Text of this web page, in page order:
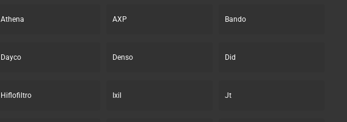
Athena AXP Bando
Dayco Denso Did
Hiflofiltro Ixil Jt